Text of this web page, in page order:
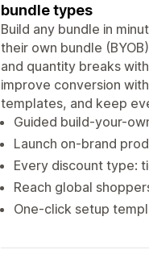
bundle types
Build any bundle in
their own bundle
and quantity breaks
improve conversion
templates, and keep
Guided build-your-
Launch on-brand
Every discount type:
Reach global
One-click setup